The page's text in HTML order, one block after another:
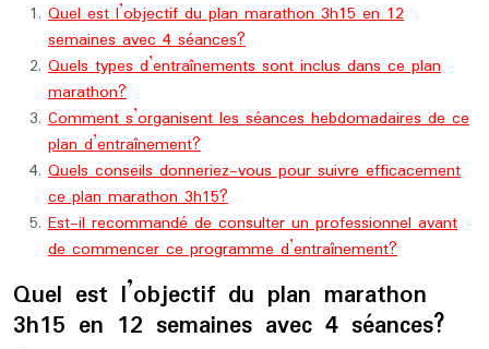
Quel est l’objectif du plan marathon 3h15 en 12
semaines avec 4 séances?
Quels types d’entraînements sont inclus dans ce plan
marathon?
Comment s’organisent les séances hebdomadaires de ce
plan d’entraînement?
Quels conseils donneriez-vous pour suivre efficacement
ce plan marathon 3h15?
Est-il recommandé de consulter un professionnel avant
de commencer ce programme d’entraînement?
Quel est l’objectif du plan marathon
3h15 en 12 semaines avec 4 séances?